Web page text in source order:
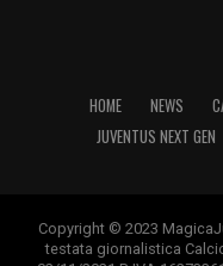
HOME NEWS
JUVENTUS NEXT GEN
Copyright © 2023
testata giornalistica